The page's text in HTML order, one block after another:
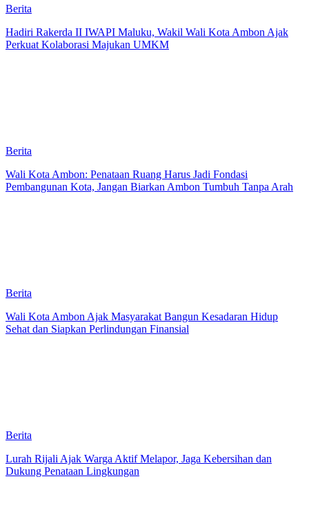
Berita
Hadiri Rakerda II IWAPI Maluku, Wakil Wali Kota Ambon Ajak
Perkuat Kolaborasi Majukan UMKM
Berita
Wali Kota Ambon: Penataan Ruang Harus Jadi Fondasi
Pembangunan Kota, Jangan Biarkan Ambon Tumbuh Tanpa Arah
Berita
Wali Kota Ambon Ajak Masyarakat Bangun Kesadaran Hidup
Sehat dan Siapkan Perlindungan Finansial
Berita
Lurah Rijali Ajak Warga Aktif Melapor, Jaga Kebersihan dan
Dukung Penataan Lingkungan